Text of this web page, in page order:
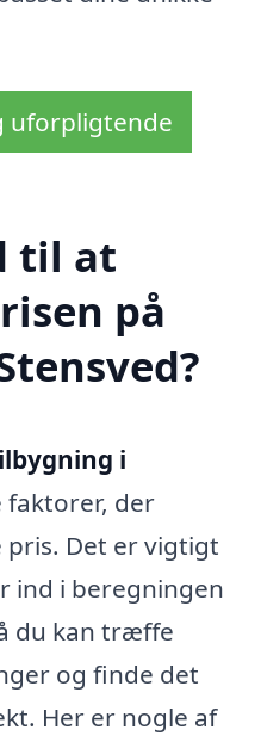
uforpligtende
til at
på
i
faktorer, der
Det er vigtigt
ind i beregningen
du kan træffe
og finde det
Her er nogle af